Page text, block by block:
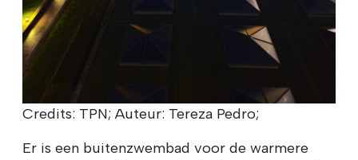
Credits: TPN; Auteur: Tereza Pedro;
Er is een buitenzwembad voor de warmere